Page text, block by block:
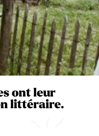
ont leur
littéraire.